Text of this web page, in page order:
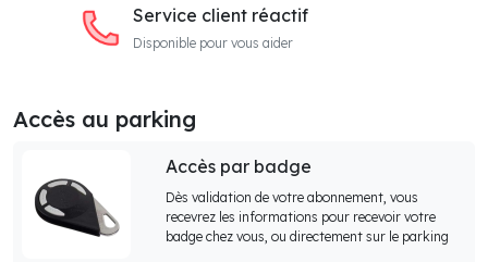
Service client réactif
Disponible pour vous aider
Accès au parking
Accès par badge
Dès validation de votre abonnement, vous
recevrez les informations pour recevoir votre
badge chez vous, ou directement sur le parking